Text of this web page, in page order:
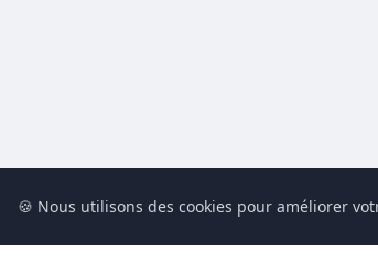
🍪 Nous utilisons des cookies pour améliorer